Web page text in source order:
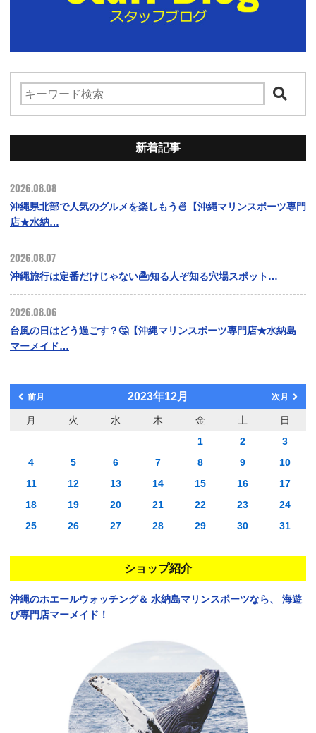
新着記事
2026.08.08
沖縄県北部で人気のグルメを楽しもう🍜【沖縄マリンスポーツ専門
店★水納…
2026.08.07
沖縄旅行は定番だけじゃない🏝️知る人ぞ知る穴場スポット…
2026.08.06
台風の日はどう過ごす？🤔【沖縄マリンスポーツ専門店★水納島
マーメイド…
前月 2023年12月 次月
月 火 水 木 金 土
日
1
2
3
4
5 6 7 8 9
10
11
12 13 14 15 16
17
18
19 20 21 22 23
24
25
26 27 28 29 30 31
ショップ紹介
沖縄のホエールウォッチング＆ 水納島マリンスポーツなら、
海遊
び専門店マーメイド！